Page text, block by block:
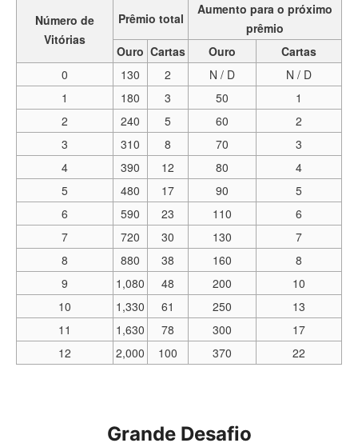
Número de
Vitórias
Prêmio total
Aumento para o próximo
prêmio
Ouro Cartas Ouro
Cartas
0
130 2 N / D
N / D
1
180 3 50
1
2
240 5 60
2
3
310 8 70
3
4
390 12 80
4
5
480 17 90
5
6
590 23 110
6
7
720 30 130
7
8
880 38 160
8
9
1,080 48 200
10
10
1,330 61 250
13
11
1,630 78 300
17
12
2,000 100 370 22
Grande Desafio